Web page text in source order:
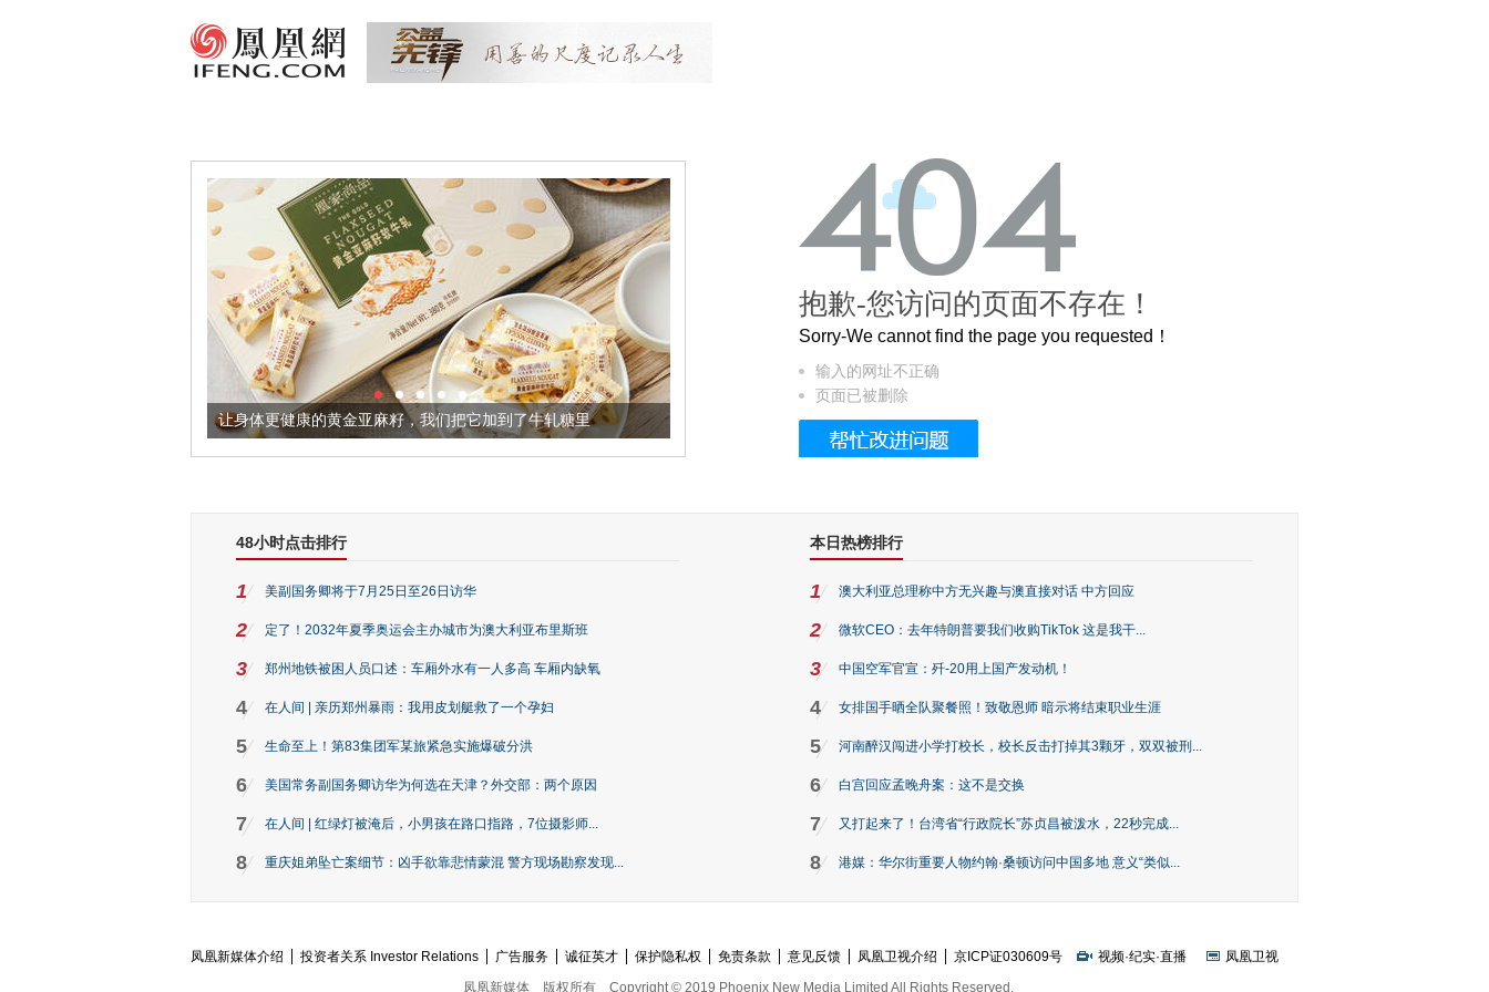
让身体更健康的黄金亚麻籽，我们把它加到了牛轧糖里 被列入佛家七宝的它到底有多美？
抱歉-您访问的页面不存在！
Sorry-We cannot find the page you requested！
输入的网址不正确
页面已被删除
48小时点击排行
1 美副国务卿将于7月25日至26日访华
2 定了！2032年夏季奥运会主办城市为澳大利亚布里斯班
3 郑州地铁被困人员口述：车厢外水有一人多高 车厢内缺氧
4 在人间 | 亲历郑州暴雨：我用皮划艇救了一个孕妇
5 生命至上！第83集团军某旅紧急实施爆破分洪
6 美国常务副国务卿访华为何选在天津？外交部：两个原因
7 在人间 | 红绿灯被淹后，小男孩在路口指路，7位摄影师...
8 重庆姐弟坠亡案细节：凶手欲靠悲情蒙混 警方现场勘察发现...
本日热榜排行
1 澳大利亚总理称中方无兴趣与澳直接对话 中方回应
2 微软CEO：去年特朗普要我们收购TikTok 这是我干...
3 中国空军官宣：歼-20用上国产发动机！
4 女排国手晒全队聚餐照！致敬恩师 暗示将结束职业生涯
5 河南醉汉闯进小学打校长，校长反击打掉其3颗牙，双双被刑...
6 白宫回应孟晚舟案：这不是交换
7 又打起来了！台湾省“行政院长”苏贞昌被泼水，22秒完成...
8 港媒：华尔街重要人物约翰·桑顿访问中国多地 意义“类似...
凤凰新媒体介绍 投资者关系 Investor Relations 广告服务 诚征英才 保护隐私权 免责条款 意见反馈 凤凰卫视介绍 京ICP证030609号 视频·纪实·直播
凤凰卫视
凤凰新媒体
版权所有 Copyright © 2019 Phoenix New Media Limited All Rights Reserved.